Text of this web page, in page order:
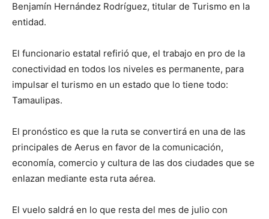
Benjamín Hernández Rodríguez, titular de Turismo en la
entidad.
El funcionario estatal refirió que, el trabajo en pro de la
conectividad en todos los niveles es permanente, para
impulsar el turismo en un estado que lo tiene todo:
Tamaulipas.
El pronóstico es que la ruta se convertirá en una de las
principales de Aerus en favor de la comunicación,
economía, comercio y cultura de las dos ciudades que se
enlazan mediante esta ruta aérea.
El vuelo saldrá en lo que resta del mes de julio con